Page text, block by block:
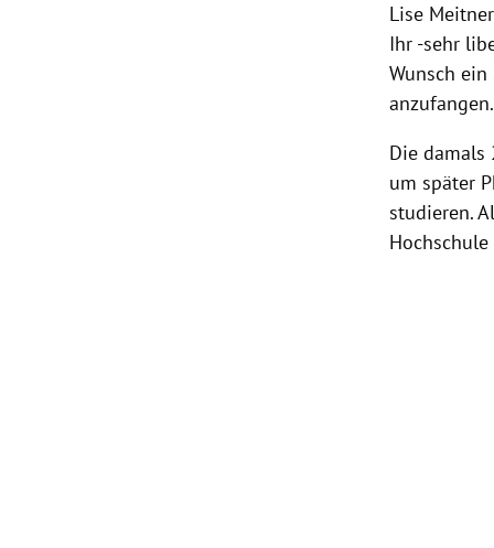
Lise
Ihr -sehr
Wunsch
Die
um später
studieren.